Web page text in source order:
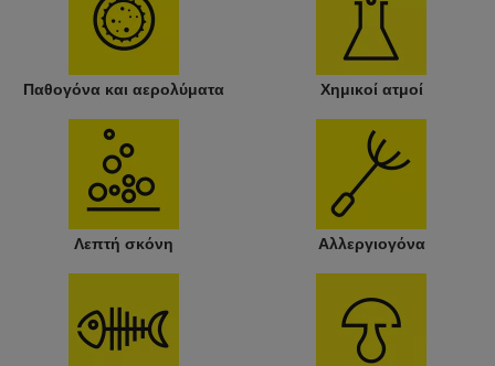
Παθογόνα και αερολύματα Χημικοί ατμοί
Λεπτή σκόνη Αλλεργιογόνα